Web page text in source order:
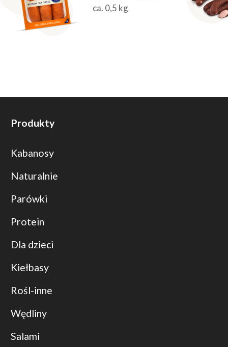
ca. 0,5 kg
Produkty
Kabanosy
Naturalnie
Parówki
Protein
Dla dzieci
Kiełbasy
Rośl-inne
Wędliny
Salami